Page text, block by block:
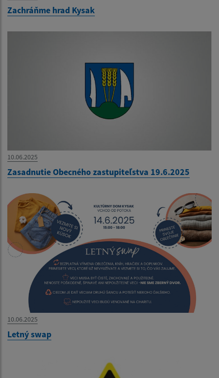
Zachráňme hrad Kysak
10.06.2025
Zasadnutie Obecného zastupiteľstva 19.6.2025
10.06.2025
Letný swap